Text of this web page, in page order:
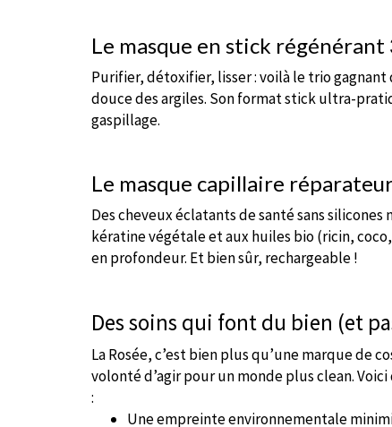
Le masque en stick régénérant
Purifier, détoxifier, lisser : voilà le trio gagnant
douce des argiles. Son format stick ultra-
gaspillage.
Le masque capillaire
Des cheveux éclatants de santé sans
kératine végétale et aux huiles bio (ricin,
en profondeur. Et bien sûr, rechargeable !
Des soins qui font du bien (et
La Rosée, c’est bien plus qu’une marque de
volonté d’agir pour un monde plus clean.
:
Une empreinte environnementale